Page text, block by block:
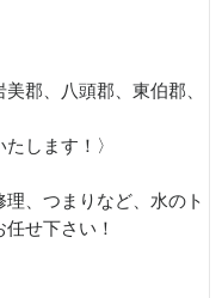
郡、八頭郡、東伯郡、
します！〉
、つまりなど、水のト
せ下さい！